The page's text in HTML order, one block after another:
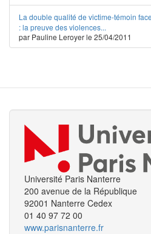
La double qualité de victime-témoin
: la preuve des violences...
par Pauline Leroyer le 25/04/2011
Université Paris Nanterre
200 avenue de la République
92001 Nanterre Cedex
01 40 97 72 00
www.parisnanterre.fr